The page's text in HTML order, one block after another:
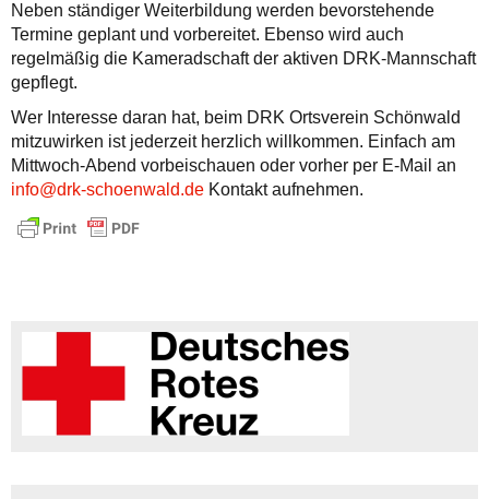
Neben ständiger Weiterbildung werden bevorstehende
Termine geplant und vorbereitet. Ebenso wird auch
regelmäßig die Kameradschaft der aktiven DRK-Mannschaft
gepflegt.
Wer Interesse daran hat, beim DRK Ortsverein Schönwald
mitzuwirken ist jederzeit herzlich willkommen. Einfach am
Mittwoch-Abend vorbeischauen oder vorher per E-Mail an
info@drk-schoenwald.de Kontakt aufnehmen.